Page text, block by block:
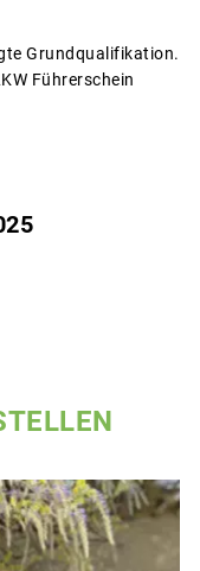
Grundqualifikation.
Führerschein